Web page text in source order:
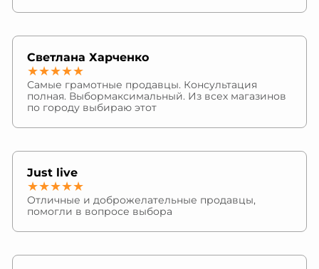
Светлана Харченко
★★★★★
Самые грамотные продавцы. Консультация
полная. Выбормаксимальный. Из всех магазинов
по городу выбираю этот
Just live
★★★★★
Отличные и доброжелательные продавцы,
помогли в вопросе выбора